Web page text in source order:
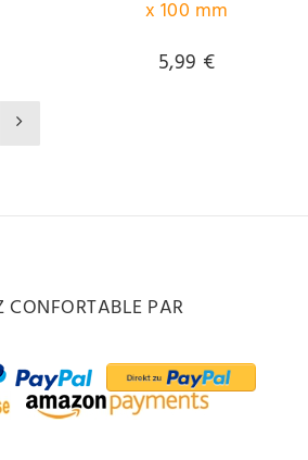
x 100 mm
5,99 €
CONFORTABLE PAR